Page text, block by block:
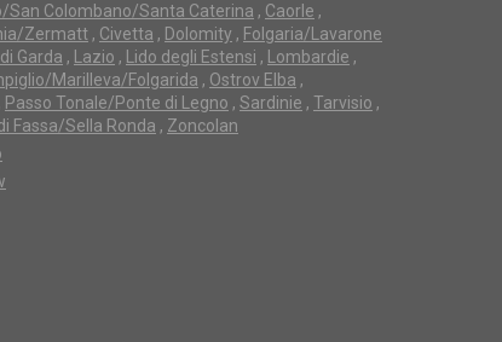
San Colombano/Santa Caterina , Caorle ,
Zermatt , Civetta , Dolomity , Folgaria/Lavarone
Garda , Lazio , Lido degli Estensi , Lombardie ,
Marilleva/Folgarida , Ostrov Elba ,
Passo Tonale/Ponte di Legno , Sardinie , Tarvisio ,
Fassa/Sella Ronda , Zoncolan